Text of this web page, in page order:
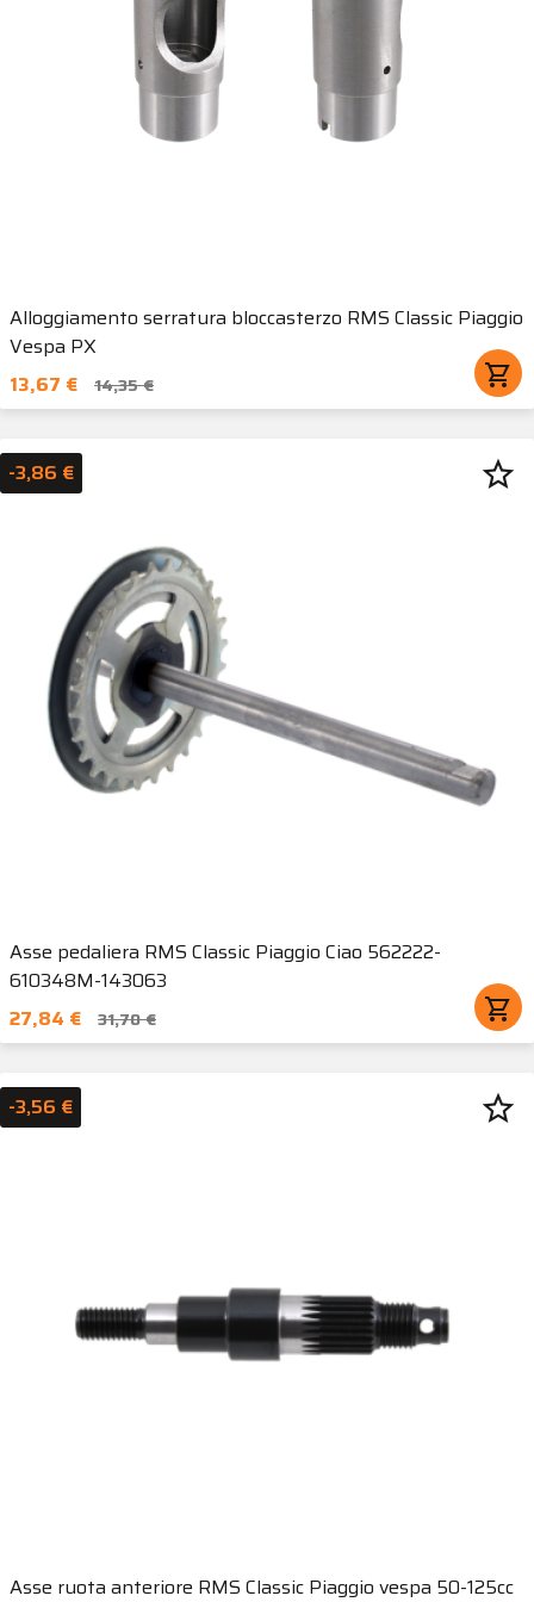
Alloggiamento serratura bloccasterzo RMS Classic Piaggio
Vespa PX
13,67 €
14,35 € shopping_cart
Asse pedaliera RMS Classic Piaggio Ciao 562222-
610348M-143063
27,84 €
31,70 € shopping_cart
-3,86 € star_border
Asse ruota anteriore RMS Classic Piaggio vespa 50-125cc
-3,56 € star_border